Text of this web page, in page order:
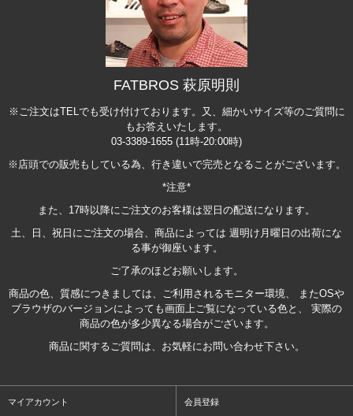
FATBROS 萩原明則
※ご注文はTELでも受け付けております。又、細かいサイズ等のご質問に
もお答えいたします。
03-3389-1655 (11時-20:00時)
※店頭での販売もしている為、行き違いで完売となることがございます。
*注意*
また、17時以降にご注文のお客様は翌日の配送になります。
土、日、祝日にご注文の場合、商品によっては 週明け月曜日の出荷にな
る事が御座います。
ご了承のほどお願いします。
商品の色、質感につきましては、ご利用されるモニター環境、 またOSや
ブラウザのバージョンによっても画面上ご覧になっている色と、 実際の
商品の色が多少異なる場合がございます。
商品に関するご質問は、お気軽にお問い合わせ下さい。
マイアカウント 会員登録